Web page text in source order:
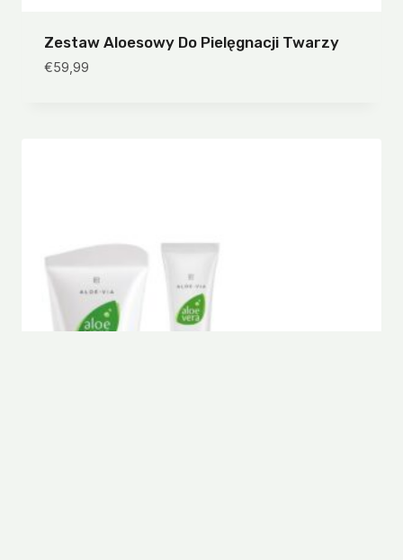
Zestaw Aloesowy Do Pielęgnacji Twarzy
€59,99